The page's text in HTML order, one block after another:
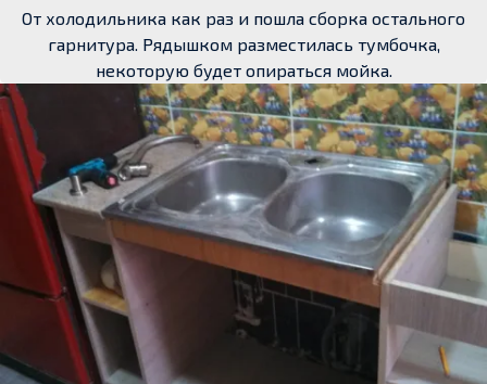
От холодильника как раз и пошла сборка остального
гарнитура. Рядышком разместилась тумбочка,
некоторую будет опираться мойка.